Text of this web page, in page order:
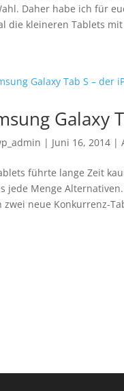
Daher habe ich für
die kleineren Tablets
Galaxy
| Juni 16, 2014 |
führte lange Zeit
jede Menge
zwei neue Konkurrenz-